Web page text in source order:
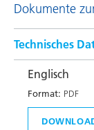
Dokumente
Technisches
Englisch
Format: PDF